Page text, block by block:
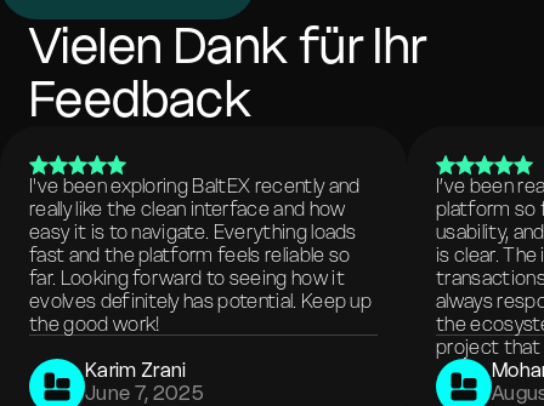
Vielen Dank für Ihr
Feedback
I've been exploring BaltEX recently and
really like the clean interface and how
easy it is to navigate. Everything loads
fast and the platform feels reliable so
far. Looking forward to seeing how it
evolves definitely has potential. Keep up
the good work!
Karim Zrani
June 7, 2025
I’ve been
platform so
usability,
is clear.
always
the
project that